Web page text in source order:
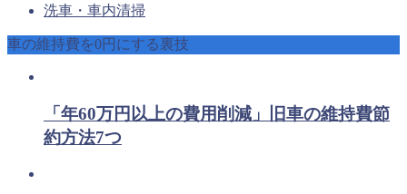
洗車・車内清掃
車の維持費を0円にする裏技
「年60万円以上の費用削減」旧車の維持費節
約方法7つ